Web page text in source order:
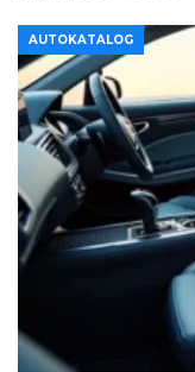
AUTOKATALOG